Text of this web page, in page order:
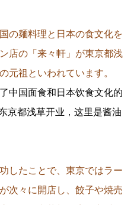
の麺料理と日本の食文化を
店の「来々軒」が東京都浅
元祖といわれています。
中国面食和日本饮食文化的
京都浅草开业，这里是酱油
したことで、東京ではラー
次々に開店し、餃子や焼売